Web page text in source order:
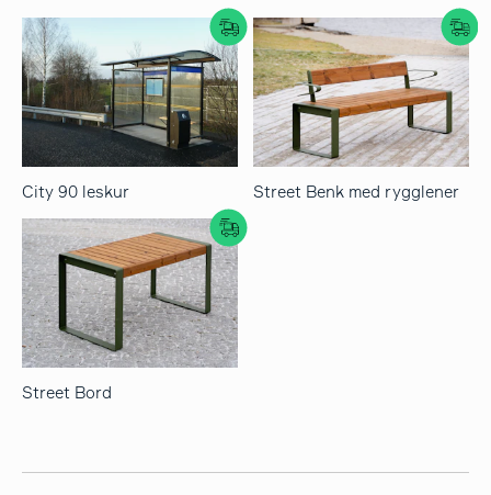
City 90 leskur Street Benk med rygglener
Street Bord